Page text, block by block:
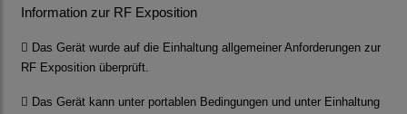
Information zur RF Exposition
 Das Gerät wurde auf die Einhaltung allgemeiner Anforderungen zur
RF Exposition überprüft.
 Das Gerät kann unter portablen Bedingungen und unter Einhaltung